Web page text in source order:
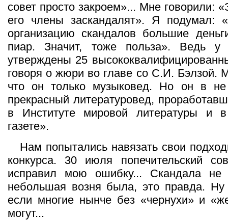
совет просто закроем»... Мне говорили:
его члены заскандалят». Я подумал:
организацию скандалов большие
пиар. Значит, тоже польза». Ведь
утверждены 25
говоря о жюри во главе со С.И. Бэлзой.
что он только музыковед. Но он в
прекрасный литературовед,
в Институте мировой литературы и в
газете».
Нам попытались навязать свои
конкурса. 30 июля попечительский
исправил мою ошибку... Скандала не
небольшая возня была, это правда. Ну
если многие нынче без «чернухи» и
могут...